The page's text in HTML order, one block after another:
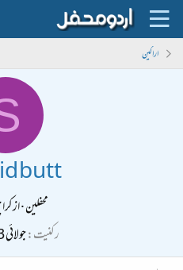
اراکین
butt
محفلین·از
رکنیت جولائی 13، 2016